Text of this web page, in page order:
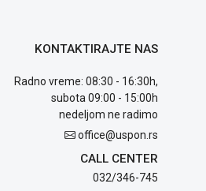
KONTAKTIRAJTE NAS
Radno vreme: 08:30 - 16:30h,
subota 09:00 - 15:00h
nedeljom ne radimo
office@uspon.rs
CALL CENTER
032/346-745